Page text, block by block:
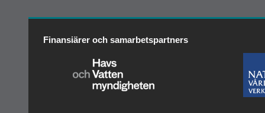
Finansiärer och samarbetspartners